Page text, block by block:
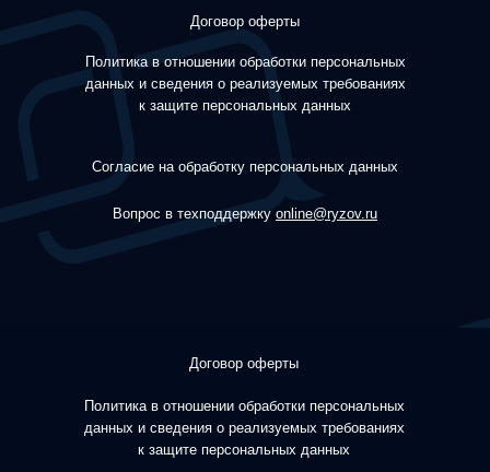
Договор оферты
Политика в отношении обработки персональных
данных и сведения о реализуемых требованиях
к защите персональных данных
Вопрос в техподдержку online@ryzov.ru
Согласие на обработку персональных данных
Договор оферты
Политика в отношении обработки персональных
данных и сведения о реализуемых требованиях
к защите персональных данных